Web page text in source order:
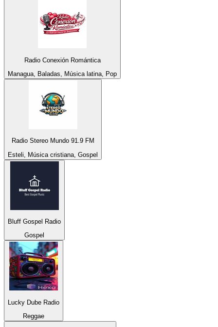
Radio Conexión Romántica
Managua, Baladas, Música latina, Pop
Radio Stereo Mundo 91.9 FM
Esteli, Música cristiana, Gospel
Bluff Gospel Radio
Gospel
Lucky Dube Radio
Reggae